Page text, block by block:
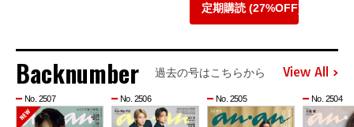
定期購読 (27%OFF)
Backnumber 過去の号はこちらから View All
No. 2507 No. 2506 No. 2505 No. 2504